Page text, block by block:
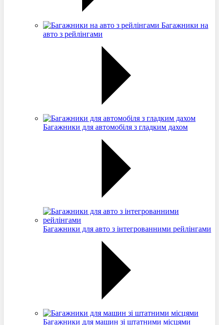
Багажники на
авто з рейлінгами
Багажники для автомобіля з гладким дахом
Багажники для авто з інтегрованними рейлінгами
Багажники для машин зі штатними місцями